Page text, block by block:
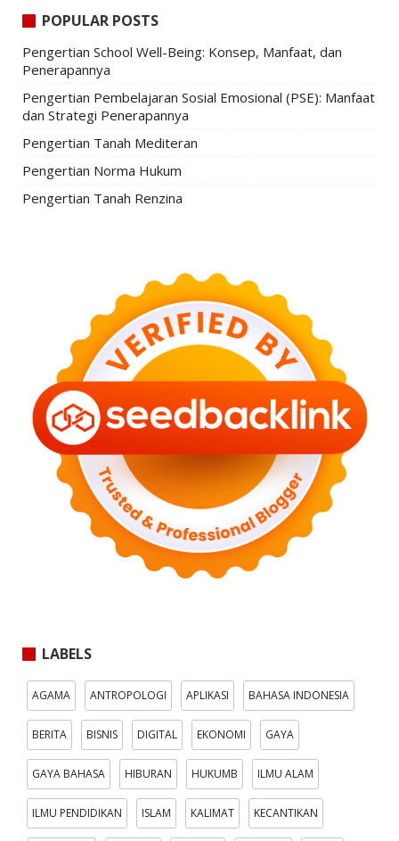
POPULAR POSTS
Pengertian School Well-Being: Konsep, Manfaat, dan
Penerapannya
Pengertian Pembelajaran Sosial Emosional (PSE): Manfaat
dan Strategi Penerapannya
Pengertian Tanah Mediteran
Pengertian Norma Hukum
Pengertian Tanah Renzina
LABELS
AGAMA ANTROPOLOGI APLIKASI BAHASA INDONESIA
BERITA BISNIS DIGITAL EKONOMI GAYA
GAYA BAHASA HIBURAN HUKUMB ILMU ALAM
ILMU PENDIDIKAN ISLAM KALIMAT KECANTIKAN